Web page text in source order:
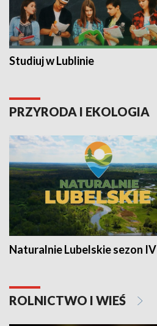
Studiuj w Lublinie
PRZYRODA I EKOLOGIA
Naturalnie Lubelskie sezon IV
ROLNICTWO I WIEŚ